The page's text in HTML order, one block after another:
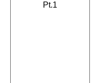
Pt.1